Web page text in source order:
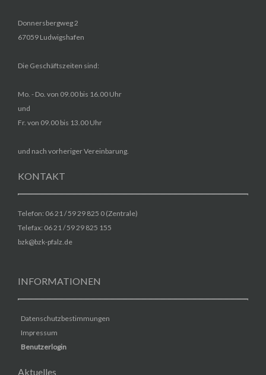
Donnersbergweg 2
67059 Ludwigshafen
Die Geschäftszeiten sind:
Mo. - Do. von 09.00 bis 16.00 Uhr
und
Fr. von 09.00 bis 13.00 Uhr
und nach vorheriger Vereinbarung.
KONTAKT
Telefon: 06 21 / 59 29 825 0 (Zentrale)
Telefax: 06 21 / 59 29 825 155
bzk@bzk-pfalz.de
INFORMATIONEN
Datenschutzbestimmungen
Impressum
Benutzerlogin
Aktuelles